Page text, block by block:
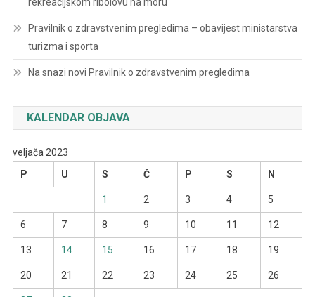
Pravilnik o zdravstvenim pregledima – obavijest ministarstva
turizma i sporta
Na snazi novi Pravilnik o zdravstvenim pregledima
KALENDAR OBJAVA
veljača 2023
P
U S Č P S N
1 2 3 4 5
6 7 8 9 10 11 12
13 14 15 16 17 18 19
20 21 22 23 24 25 26